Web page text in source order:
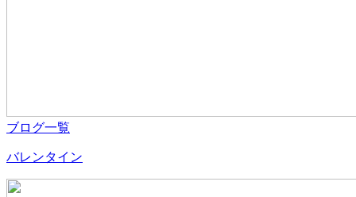
ブログ一覧
バレンタイン